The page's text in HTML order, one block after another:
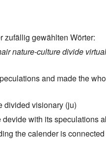
zufällig gewählten Wörter:
nature-culture divide
and made the
divided visionary (ju)
with its speculations
the calender is